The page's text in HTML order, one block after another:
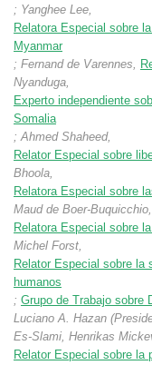
; Yanghee Lee,
Relatora Especial sobre
Myanmar
; Fernand de Varennes,
Nyanduga,
Experto independiente
Somalia
; Ahmed Shaheed,
Relator Especial sobre
Bhoola,
Relatora Especial sobre
Maud de Boer-Buquicchio,
Relatora Especial sobre
Michel Forst,
Relator Especial sobre la
humanos
; Grupo de Trabajo sobre
Luciano A. Hazan
Es-Slami, Henrikas
Relator Especial sobre la